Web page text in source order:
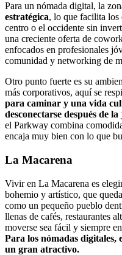
Para un nómada digital, la
estratégica, lo que facilita los
centro o el occidente sin
una creciente oferta de
enfocados en profesionales
comunidad y networking de
Otro punto fuerte es su
más corporativos, aquí se
para caminar y una vida
desconectarse después de
el Parkway combina
encaja muy bien con lo que
La Macarena
Vivir en La Macarena es
bohemio y artístico, que
como un pequeño pueblo
llenas de cafés, restaurantes
moverse sea fácil y siempre
Para los nómadas digitales,
un gran atractivo.